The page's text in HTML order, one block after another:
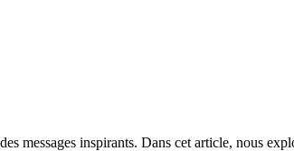
messages inspirants. Dans cet article, nous